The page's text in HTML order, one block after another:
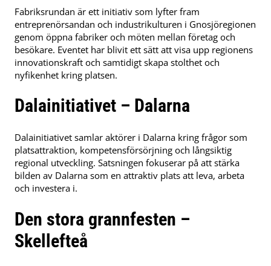
Fabriksrundan är ett initiativ som lyfter fram
entreprenörsandan och industrikulturen i Gnosjöregionen
genom öppna fabriker och möten mellan företag och
besökare. Eventet har blivit ett sätt att visa upp regionens
innovationskraft och samtidigt skapa stolthet och
nyfikenhet kring platsen.
Dalainitiativet – Dalarna
Dalainitiativet samlar aktörer i Dalarna kring frågor som
platsattraktion, kompetensförsörjning och långsiktig
regional utveckling. Satsningen fokuserar på att stärka
bilden av Dalarna som en attraktiv plats att leva, arbeta
och investera i.
Den stora grannfesten –
Skellefteå